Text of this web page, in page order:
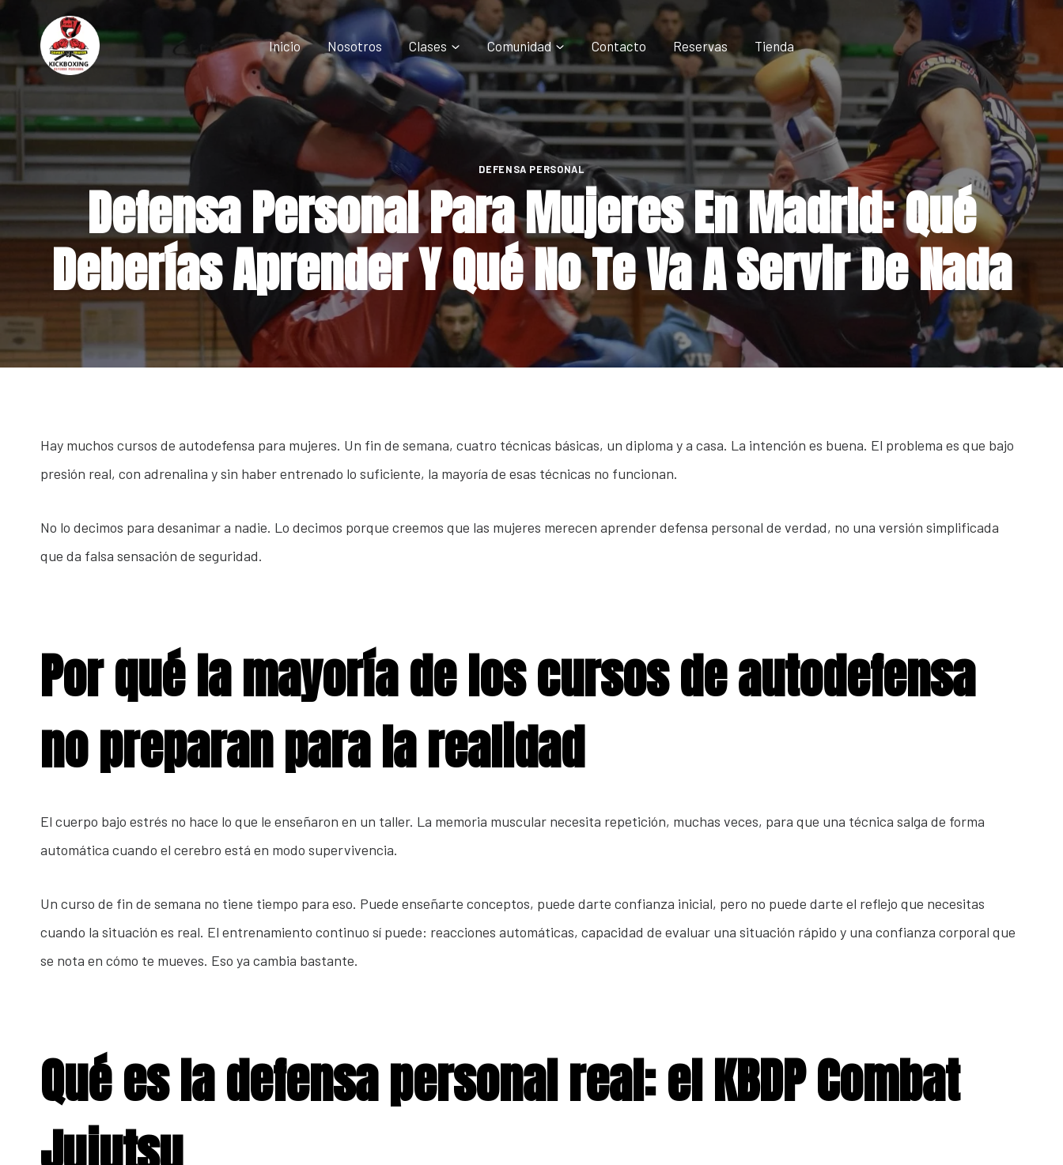
Saltar
contenido
Inicio Nosotros Clases Comunidad Contacto Reservas Tienda
DEFENSA PERSONAL
Defensa Personal Para Mujeres En Madrid: Qué
Deberías Aprender Y Qué No Te Va A Servir De Nada
Hay muchos cursos de autodefensa para mujeres. Un fin de semana, cuatro técnicas básicas, un diploma y a casa. La intención es buena. El problema es que bajo
presión real, con adrenalina y sin haber entrenado lo suficiente, la mayoría de esas técnicas no funcionan.
No lo decimos para desanimar a nadie. Lo decimos porque creemos que las mujeres merecen aprender defensa personal de verdad, no una versión simplificada
que da falsa sensación de seguridad.
Por qué la mayoría de los cursos de autodefensa
no preparan para la realidad
El cuerpo bajo estrés no hace lo que le enseñaron en un taller. La memoria muscular necesita repetición, muchas veces, para que una técnica salga de forma
automática cuando el cerebro está en modo supervivencia.
Un curso de fin de semana no tiene tiempo para eso. Puede enseñarte conceptos, puede darte confianza inicial, pero no puede darte el reflejo que necesitas
cuando la situación es real. El entrenamiento continuo sí puede: reacciones automáticas, capacidad de evaluar una situación rápido y una confianza corporal que
se nota en cómo te mueves. Eso ya cambia bastante.
Qué es la defensa personal real: el KBDP Combat